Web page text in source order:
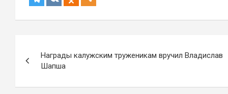
по
записям
Награды калужским труженикам вручил Владислав
Шапша